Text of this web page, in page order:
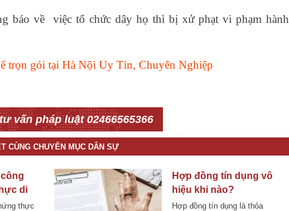
báo về việc tổ chức dây họ thì bị xử phạt vi phạm hành
trọn gói tại Hà Nội Uy Tín, Chuyên Nghiệp
vấn pháp luật 02466565366
CÙNG CHUYÊN MỤC DÂN SỰ
di
thực
Hợp đồng tín dụng vô
hiệu khi nào?
Hợp đồng tín dụng là thỏa